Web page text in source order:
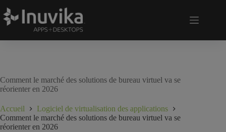
Comment le marché des solutions de bureau virtuel va se
réorienter en 2026
Accueil
Logiciel de virtualisation des applications
Comment le marché des solutions de bureau virtuel va se
réorienter en 2026